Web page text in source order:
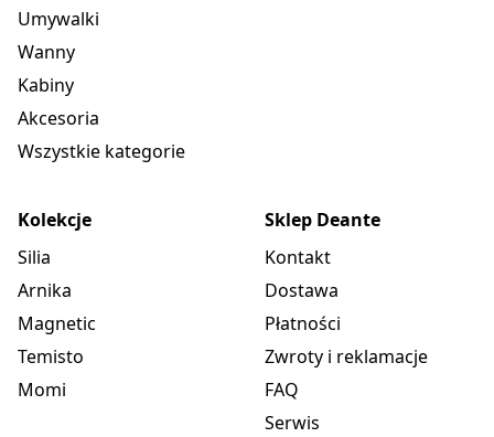
Umywalki
Wanny
Kabiny
Akcesoria
Wszystkie kategorie
Kolekcje
Silia
Arnika
Magnetic
Temisto
Momi
Sklep Deante
Kontakt
Dostawa
Płatności
Zwroty i reklamacje
FAQ
Serwis